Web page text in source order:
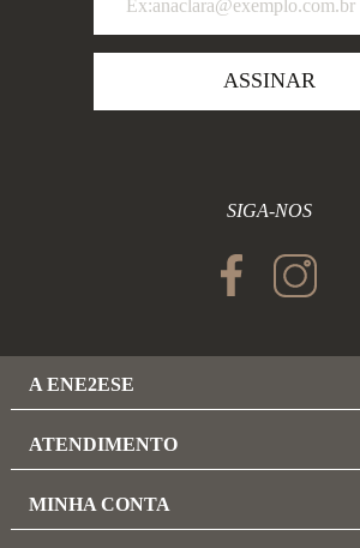
ASSINAR
SIGA-NOS
A ENE2ESE
ATENDIMENTO
MINHA CONTA